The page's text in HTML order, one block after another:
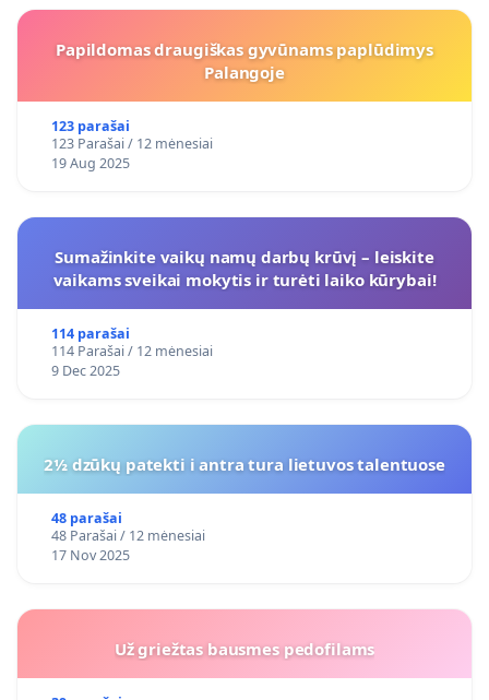
Papildomas draugiškas gyvūnams paplūdimys
Palangoje
123 parašai
123 Parašai / 12 mėnesiai
19 Aug 2025
Sumažinkite vaikų namų darbų krūvį – leiskite
vaikams sveikai mokytis ir turėti laiko kūrybai!
114 parašai
114 Parašai / 12 mėnesiai
9 Dec 2025
2½ dzūkų patekti i antra tura lietuvos talentuose
48 parašai
48 Parašai / 12 mėnesiai
17 Nov 2025
Už griežtas bausmes pedofilams